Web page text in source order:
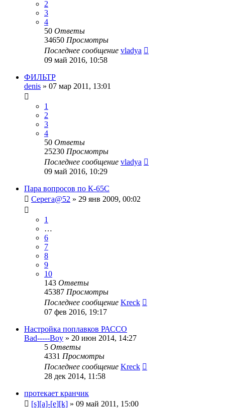
2
3
4
50 Ответы
34650 Просмотры
Последнее сообщение vladya
09 май 2016, 10:58
ФИЛЬТР
denis » 07 мар 2011, 13:01
1
2
3
4
50 Ответы
25230 Просмотры
Последнее сообщение vladya
09 май 2016, 10:29
Пара вопросов по К-65С
Серега@52 » 29 янв 2009, 00:02
1
…
6
7
8
9
10
143 Ответы
45387 Просмотры
Последнее сообщение Kreck
07 фев 2016, 19:17
Настройка поплавков РАССО
Bad-----Boy » 20 июн 2014, 14:27
5 Ответы
4331 Просмотры
Последнее сообщение Kreck
28 дек 2014, 11:58
протекает кранчик
[s][a]-[e][k] » 09 май 2011, 15:00